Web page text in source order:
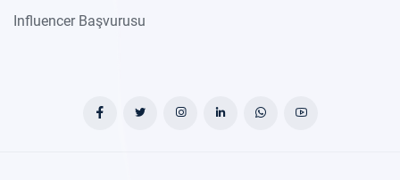
Influencer Başvurusu